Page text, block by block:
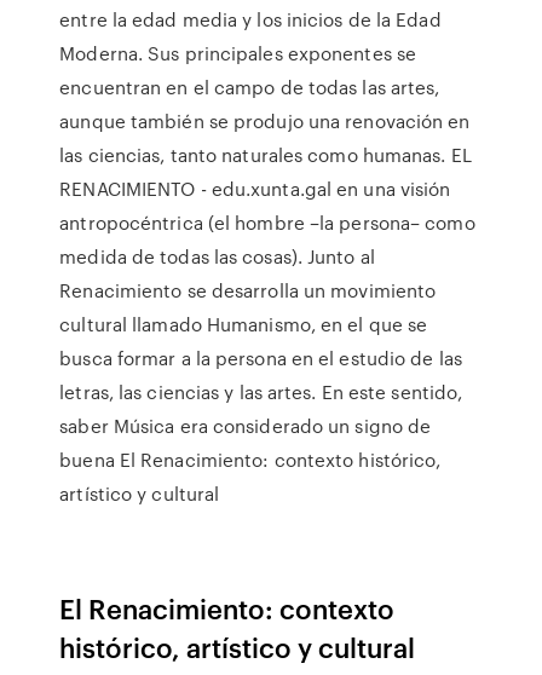
entre la edad media y los inicios de la Edad
Moderna. Sus principales exponentes se
encuentran en el campo de todas las artes,
aunque también se produjo una renovación en
las ciencias, tanto naturales como humanas. EL
RENACIMIENTO - edu.xunta.gal en una visión
antropocéntrica (el hombre –la persona– como
medida de todas las cosas). Junto al
Renacimiento se desarrolla un movimiento
cultural llamado Humanismo, en el que se
busca formar a la persona en el estudio de las
letras, las ciencias y las artes. En este sentido,
saber Música era considerado un signo de
buena El Renacimiento: contexto histórico,
artístico y cultural
El Renacimiento: contexto
histórico, artístico y cultural